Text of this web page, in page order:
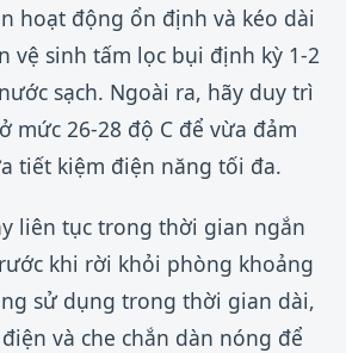
hoạt động ổn định và kéo dài
vệ sinh tấm lọc bụi định kỳ 1-2
sạch. Ngoài ra, hãy duy trì
mức 26-28 độ C để vừa đảm
tiết kiệm điện năng tối đa.
liên tục trong thời gian ngắn
khi rời khỏi phòng khoảng
sử dụng trong thời gian dài,
và che chắn dàn nóng để